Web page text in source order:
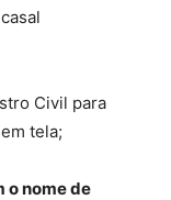
Civil para
tela;
o nome de